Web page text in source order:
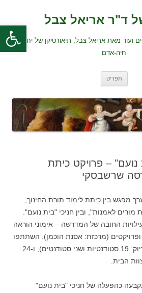
פתח
ד"ר אריאל צבל
ועוד מאת אריאל צבל, תיאורטיקן של יחסי
חיה-אדם
תפריט
– פרויקט כיתת
שרשבסקי
29-30.4.92 נערך מפגש בין כיתת לימוד תורת החינוך,
לאמנות", ובין חניכי "בית נועם".
החובה של המדרשה – אימוני הוראה
(מרכזת: אסנת הוכמן). השתתפו
בו 21 סטודנטים (וליתר דיוק: 19 סטודנטיות ושני סטודנטים), ו-24
הבית.
כהפעלה של חניכי "בית נועם"